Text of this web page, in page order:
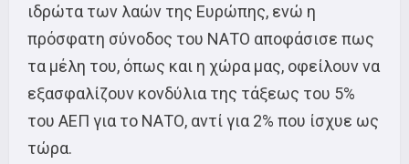
ιδρώτα των λαών της Ευρώπης, ενώ η
πρόσφατη σύνοδος του ΝΑΤΟ αποφάσισε πως
τα μέλη του, όπως και η χώρα μας, οφείλουν να
εξασφαλίζουν κονδύλια της τάξεως του 5%
του ΑΕΠ για το ΝΑΤΟ, αντί για 2% που ίσχυε ως
τώρα.